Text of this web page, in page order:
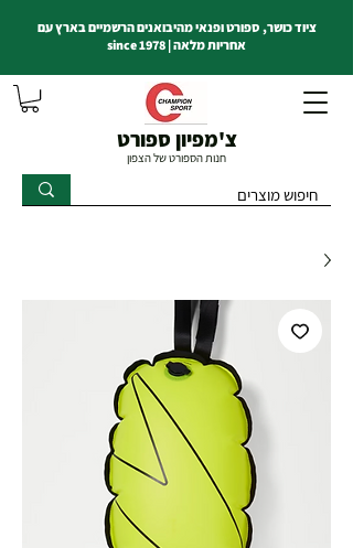
צ'מפיון ספורט
חנות הספורט של הצפון
ציוד כושר, ספורט ופנאי מהיבואנים הרשמיים בארץ עם
אחריות מלאה | since 1978